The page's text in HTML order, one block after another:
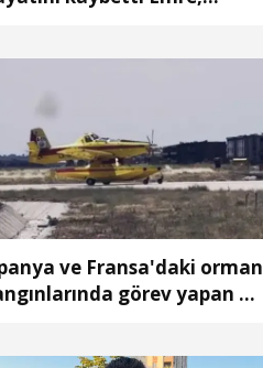
ve Fransa'daki orman
görev yapan 4